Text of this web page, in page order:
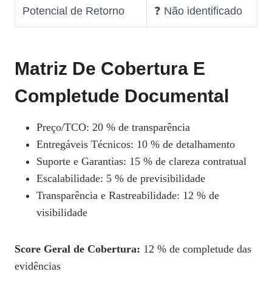
Potencial de Retorno ❓ Não identificado
Matriz De Cobertura E
Completude Documental
Preço/TCO: 20 % de transparência
Entregáveis Técnicos: 10 % de detalhamento
Suporte e Garantias: 15 % de clareza contratual
Escalabilidade: 5 % de previsibilidade
Transparência e Rastreabilidade: 12 % de
visibilidade
Score Geral de Cobertura: 12 % de completude das
evidências